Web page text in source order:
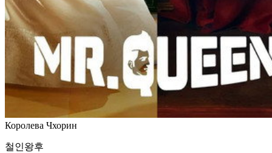
Королева Чхорин
철인왕후